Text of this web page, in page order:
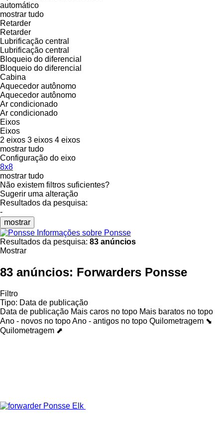
automático
mostrar tudo
Retarder
Retarder
Lubrificação central
Lubrificação central
Bloqueio do diferencial
Bloqueio do diferencial
Cabina
Aquecedor autônomo
Aquecedor autônomo
Ar condicionado
Ar condicionado
Eixos
Eixos
2 eixos 3 eixos 4 eixos
mostrar tudo
Configuração do eixo
8x8
mostrar tudo
Não existem filtros suficientes?
Sugerir uma alteração
Resultados da pesquisa:
-
mostrar
Informações sobre Ponsse
Resultados da pesquisa: 83 anúncios
Mostrar
83 anúncios: Forwarders Ponsse
Filtro
Tipo: Data de publicação
Data de publicação Mais caros no topo Mais baratos no topo
Ano - novos no topoAno - antigos no topo Quilometragem ⬊
Quilometragem ⬈